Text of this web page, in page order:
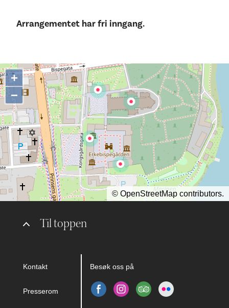
Arrangementet har fri inngang.
Til toppen
Kontakt
Presserom
Besøk oss på
+
−
© OpenStreetMap contributors.